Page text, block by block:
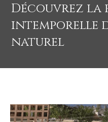
Découvrez la
intemporelle
naturel